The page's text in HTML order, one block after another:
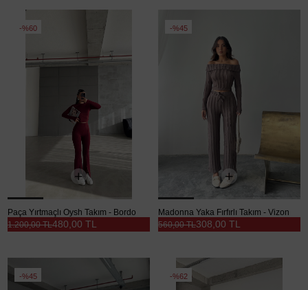
%60
Paça Yırtmaçlı Oysh Takım - Bordo
480,00 TL
1.200,00 TL
%45
Madonna Yaka Fırfırlı Takım - Vizon
308,00 TL
560,00 TL
%45 %62